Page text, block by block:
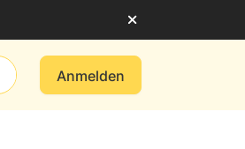
Anmelden